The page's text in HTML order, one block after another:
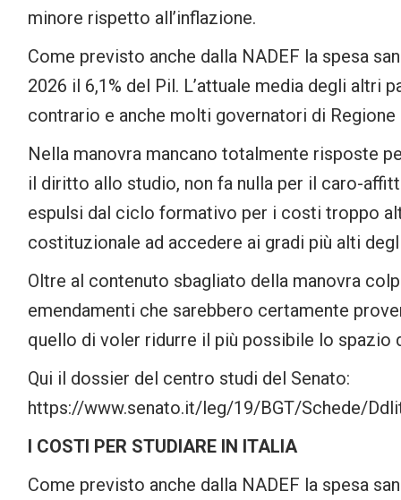
minore rispetto all’inflazione.
Come previsto anche dalla NADEF la spesa
2026 il 6,1% del Pil. L’attuale media degli altri
contrario e anche molti governatori di
Nella manovra mancano totalmente risposte
il diritto allo studio, non fa nulla per il caro-
espulsi dal ciclo formativo per i costi troppo
costituzionale ad accedere ai gradi più alti
Oltre al contenuto sbagliato della manovra
emendamenti che sarebbero certamente
quello di voler ridurre il più possibile lo spazio
Qui il dossier del centro studi del Senato:
https://www.senato.it/leg/19/BGT/Schede/
I COSTI PER STUDIARE IN ITALIA
Come previsto anche dalla NADEF la spesa